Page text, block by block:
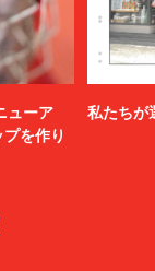
ューア
を作り
私たちが